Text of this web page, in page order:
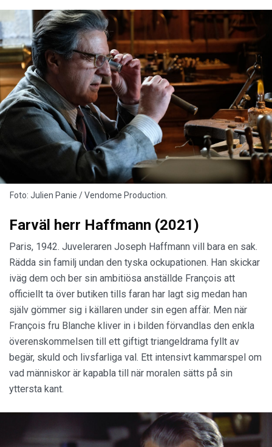
Foto: Julien Panie / Vendome Production.
Farväl herr Haffmann (2021)
Paris, 1942. Juveleraren Joseph Haffmann vill bara en sak.
Rädda sin familj undan den tyska ockupationen. Han skickar
iväg dem och ber sin ambitiösa anställde François att
officiellt ta över butiken tills faran har lagt sig medan han
själv gömmer sig i källaren under sin egen affär. Men när
François fru Blanche kliver in i bilden förvandlas den enkla
överenskommelsen till ett giftigt triangeldrama fyllt av
begär, skuld och livsfarliga val. Ett intensivt kammarspel om
vad människor är kapabla till när moralen sätts på sin
yttersta kant.